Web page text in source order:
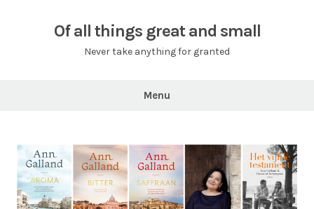
Of all things great and small
Never take anything for granted
Menu